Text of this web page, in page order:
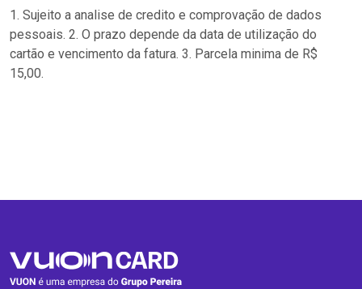
1. Sujeito a analise de credito e comprovação de dados
pessoais. 2. O prazo depende da data de utilização do
cartão e vencimento da fatura. 3. Parcela minima de R$
15,00.